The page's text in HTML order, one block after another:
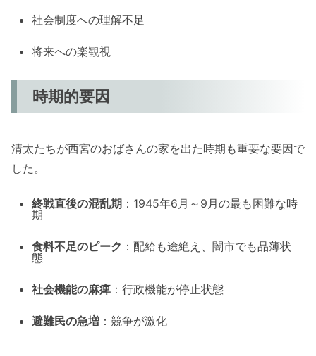
社会制度への理解不足
将来への楽観視
時期的要因
清太たちが西宮のおばさんの家を出た時期も重要な要因で
した。
終戦直後の混乱期 ：1945年6月～9月の最も困難な時
期
食料不足のピーク ：配給も途絶え、闇市でも品薄状
態
社会機能の麻痺 ：行政機能が停止状態
避難民の急増 ：競争が激化